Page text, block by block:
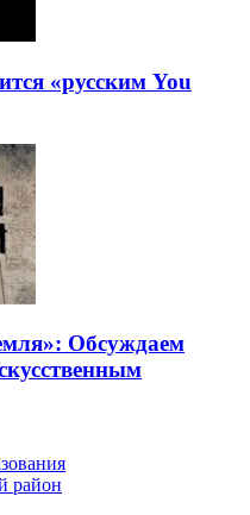
«русским You
Обсуждаем
район